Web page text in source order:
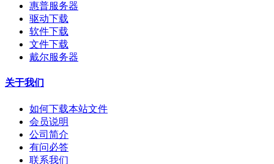
惠普服务器
驱动下载
软件下载
文件下载
戴尔服务器
关于我们
如何下载本站文件
会员说明
公司简介
有问必答
联系我们